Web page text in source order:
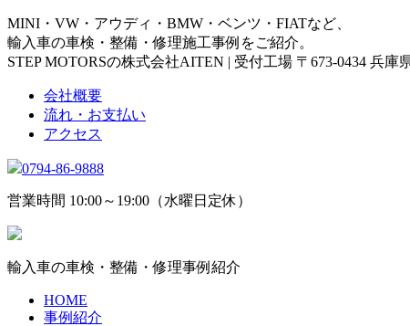
MINI・VW・アウディ・BMW・ベンツ・FIATなど、
輸入車の車検・整備・修理施工事例をご紹介。
STEP MOTORSの株式会社AITEN | 受付工場 〒673-0434 兵庫
会社概要
流れ・お支払い
アクセス
0794-86-9888
営業時間 10:00～19:00（水曜日定休）
輸入車の車検・整備・修理事例紹介
HOME
事例紹介